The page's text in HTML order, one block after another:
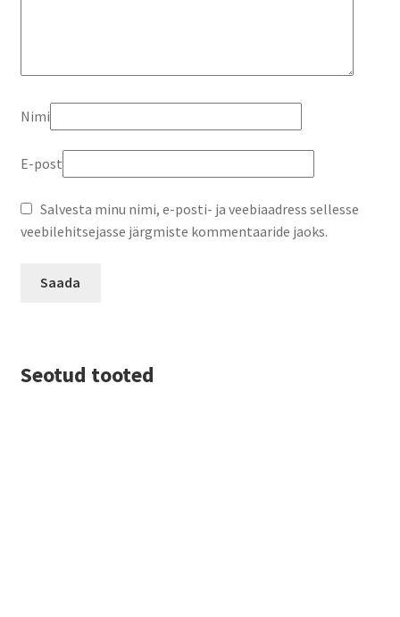
Nimi
E-post
Salvesta minu nimi, e-posti- ja veebiaadress sellesse
veebilehitsejasse järgmiste kommentaaride jaoks.
Seotud tooted